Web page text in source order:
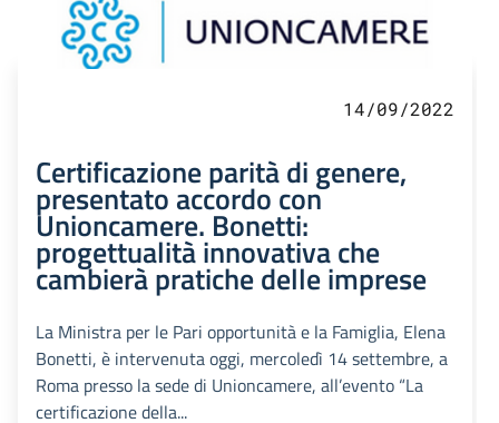
14/09/2022
Certificazione parità di genere,
presentato accordo con
Unioncamere. Bonetti:
progettualità innovativa che
cambierà pratiche delle imprese
La Ministra per le Pari opportunità e la Famiglia, Elena
Bonetti, è intervenuta oggi, mercoledì 14 settembre, a
Roma presso la sede di Unioncamere, all’evento “La
certificazione della...